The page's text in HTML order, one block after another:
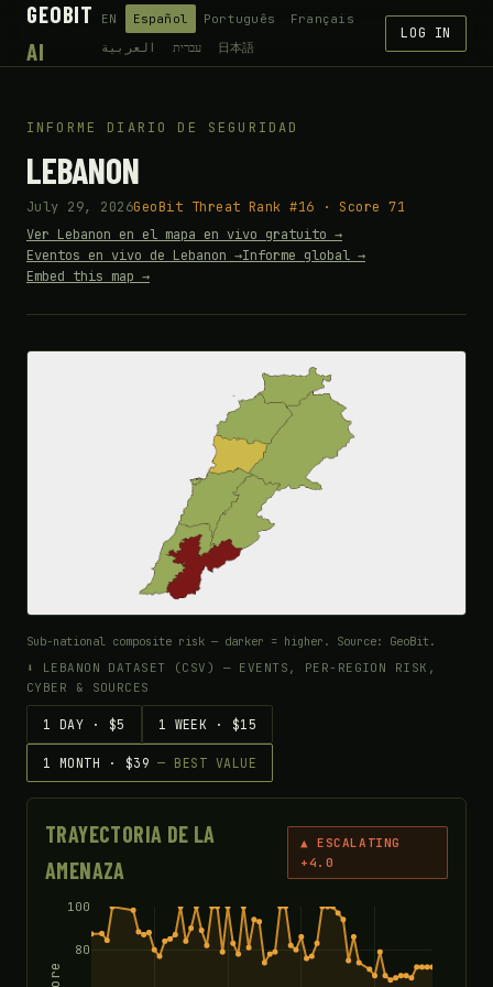
GEOBIT
AI
EN Español Português
Français
العربية
עברית 日本語
LOG IN
INFORME DIARIO DE SEGURIDAD
LEBANON
July 29, 2026GeoBit Threat Rank #16 · Score 71
Ver Lebanon en el mapa en vivo gratuito →
Eventos en vivo de Lebanon →Informe global →
Embed this map →
Sub-national composite risk — darker = higher. Source: GeoBit.
⬇ LEBANON DATASET (CSV) — EVENTS, PER-REGION RISK,
CYBER & SOURCES
1 DAY · $5 1 WEEK · $15
1 MONTH · $39— BEST VALUE
TRAYECTORIA DE LA
AMENAZA
▲ ESCALATING
+4.0
80
100